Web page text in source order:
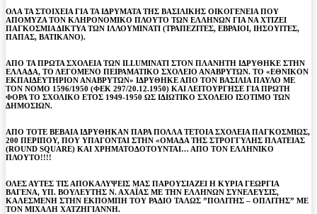
ΟΛΑ ΤΑ ΣΤΟΙΧΕΙΑ ΓΙΑ ΤΑ ΙΔΡΥΜΑΤΑ ΤΗΣ ΒΑΣΙΛΙΚΗΣ ΟΙΚΟΓΕΝΕΙΑ ΠΟΥ
ΑΠΟΜΥΖΑ ΤΟΝ ΚΛΗΡΟΝΟΜΙΚΟ ΠΛΟΥΤΟ ΤΩΝ ΕΛΛΗΝΩΝ ΓΙΑ ΝΑ ΧΤΙΖΕΙ
ΠΑΓΚΟΣΜΙΑ ΔΙΚΤΥΑ ΤΩΝ ΙΛΛΟΥΜΙΝΑΤΙ (ΤΡΑΠΕΖΙΤΕΣ, ΕΒΡΑΙΟΙ, ΙΗΣΟΥΙΤΕΣ,
ΠΑΠΑΣ, ΒΑΤΙΚΑΝΟ).
ΑΠΟ ΤΑ ΠΡΩΤΑ ΣΧΟΛΕΙΑ ΤΩΝ ILLUMINATI ΣΤΟΝ ΠΛΑΝΗΤΗ ΙΔΡΥΘΗΚΕ ΣΤΗΝ
ΕΛΛΑΔΑ, ΤΟ ΛΕΓΟΜΕΝΟ ΠΕΙΡΑΜΑΤΙΚΟ ΣΧΟΛΕΙΟ ΑΝΑΒΡΥΤΩΝ. ΤΟ «ΕΘΝΙΚΟΝ
ΕΚΠΑΙΔΕΥΤΗΡΙΟΝ ΑΝΑΒΡΥΤΩΝ» ΙΔΡΥΘΗΚΕ ΑΠΟ ΤΟΝ ΒΑΣΙΛΙΑ ΠΑΥΛΟ ΜΕ
ΤΟΝ ΝΟΜΟ 1596/1950 (ΦΕΚ 297/20.12.1950) ΚΑΙ ΛΕΙΤΟΥΡΓΗΣΕ ΓΙΑ ΠΡΩΤΗ
ΦΟΡΑ ΤΟ ΣΧΟΛΙΚΟ ΕΤΟΣ 1949-1950 ΩΣ ΙΔΙΩΤΙΚΟ ΣΧΟΛΕΙΟ ΙΣΟΤΙΜΟ ΤΩΝ
ΔΗΜΟΣΙΩΝ.
ΑΠΟ ΤΟΤΕ ΒΕΒΑΙΑ ΙΔΡΥΘΗΚΑΝ ΠΑΡΑ ΠΟΛΛΑ ΤΕΤΟΙΑ ΣΧΟΛΕΙΑ ΠΑΓΚΟΣΜΙΩΣ,
200 ΠΕΡΙΠΟΥ, ΠΟΥ ΥΠΑΓΟΝΤΑΙ ΣΤΗΝ «ΟΜΑΔΑ ΤΗΣ ΣΤΡΟΓΓΥΛΗΣ ΠΛΑΤΕΙΑΣ
(ROUND SQUARE) ΚΑΙ ΧΡΗΜΑΤΟΔΟΤΟΥΝΤΑΙ… ΑΠΟ ΤΟΝ ΕΛΛΗΝΙΚΟ
ΠΛΟΥΤΟ!!!!
ΟΛΕΣ ΑΥΤΕΣ ΤΙΣ ΑΠΟΚΑΛΥΨΕΙΣ ΜΑΣ ΠΑΡΟΥΣΙΑΖΕΙ Η ΚΥΡΙΑ ΓΕΩΡΓΙΑ
ΒΑΓΕΝΑ, ΥΠ. ΒΟΥΛΕΥΤΗΣ Ν. ΑΧΑΪΑΣ ΜΕ ΤΗΝ ΕΛΛΗΝΩΝ ΣΥΝΕΛΕΥΣΙΣ,
ΚΑΛΕΣΜΕΝΗ ΣΤΗΝ ΕΚΠΟΜΠΗ ΤΟΥ ΡΑΔΙΟ ΤΑΛΩΣ ”ΠΟΛΙΤΗΣ – ΟΠΛΙΤΗΣ” ΜΕ
ΤΟΝ ΜΙΧΑΛΗ ΧΑΤΖΗΓΙΑΝΝΗ.